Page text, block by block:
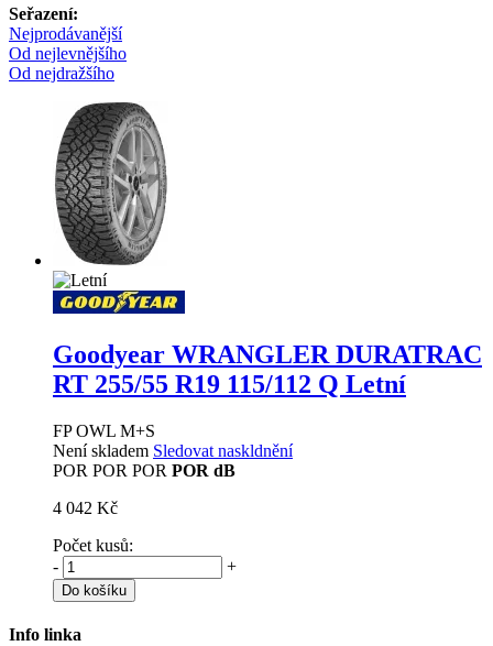
Seřazení:
Nejprodávanější
Od nejlevnějšího
Od nejdražšího
Goodyear WRANGLER DURATRAC
RT 255/55 R19 115/112 Q Letní
FP OWL M+S
Není skladem Sledovat naskldnění
POR POR POR POR dB
4 042 Kč
Počet kusů:
-
+
Do košíku
Info linka